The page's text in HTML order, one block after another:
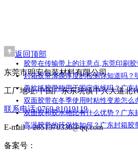
胶带在传输带上的注意点,东莞印刷胶
封箱胶带薄膜厚度的检测你知道吗？
美纹纸胶带能用于固定电线吗？广东
双面胶带在冬季使用时粘性变差怎么
双面胶和胶水相比有什么优势？广东
高温胶带的环保性如何？广东封箱胶
返回顶部
东莞市明安包装材料有限公司
工厂地址:中国广东东坑镇中兴大道北
联系电话:0769-81019119
E-mail：2851370330@qq.com
备案号：